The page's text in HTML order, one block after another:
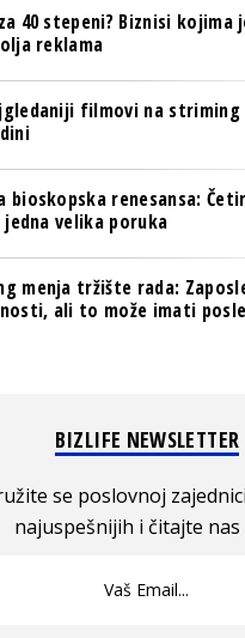
40 stepeni? Biznisi
reklama
filmovi na
bioskopska renesansa:
velika poruka
menja tržište rada:
ali to može imati
BIZLIFE NEWSLETTER
se poslovnoj
najuspešnijih i čitajte